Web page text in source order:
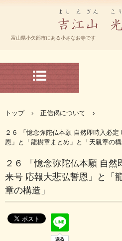
谷派 光琳寺 ホー
富山県小矢部市にある小さなお寺です
トップ › 正信偈について ›
２６ 「憶念弥陀仏本願 自然即時入必
恩」と「龍樹章まとめ」と「天親章の構
２６ 「憶念弥陀仏本願 自然
来号 応報大悲弘誓恩」と「
章の構造」